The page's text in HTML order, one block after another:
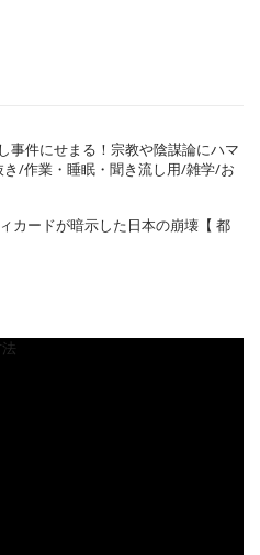
事件にせまる！宗教や陰謀論にハマ
/作業・睡眠・聞き流し用/雑学/お
カードが暗示した日本の崩壊【 都